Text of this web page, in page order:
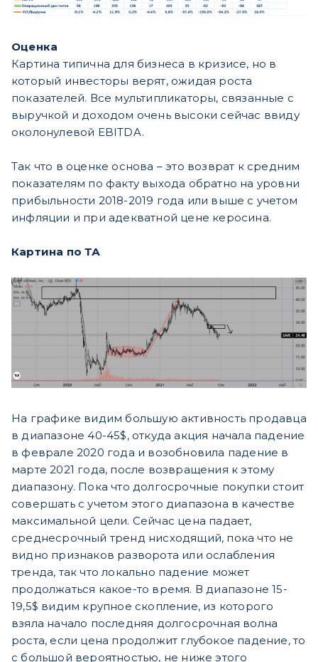
Оценка
Картина типична для бизнеса в кризисе, но в
который инвесторы верят, ожидая роста
показателей. Все мультипликаторы, связанные с
выручкой и доходом очень высоки сейчас ввиду
околонулевой EBITDA.
Так что в оценке основа – это возврат к средним
показателям по факту выхода обратно на уровни
прибыльности 2018-2019 года или выше с учетом
инфляции и при адекватной цене керосина.
Картина по ТА
На графике видим большую активность продавца
в диапазоне 40-45$, откуда акция начала падение
в феврале 2020 года и возобновила падение в
марте 2021 года, после возвращения к этому
диапазону. Пока что долгосрочные покупки стоит
совершать с учетом этого диапазона в качестве
максимальной цели. Сейчас цена падает,
среднесрочный тренд нисходящий, пока что не
видно признаков разворота или ослабления
тренда, так что локально падение может
продолжаться какое-то время. В диапазоне 15-
19,5$ видим крупное скопление, из которого
взяла начало последняя долгосрочная волна
роста, если цена продолжит глубокое падение, то
с большой вероятностью, не ниже этого